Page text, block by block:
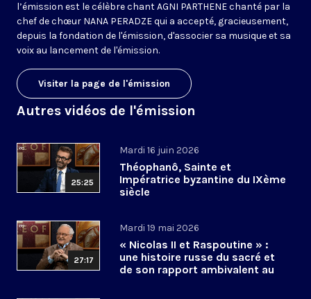
l’émission est le célèbre chant AGNI PARTHENE chanté par la
chef de chœur NANA PERADZE qui a accepté, gracieusement,
depuis la fondation de l'émission, d'associer sa musique et sa
voix au lancement de l'émission.
Visiter la page de l'émission
Autres vidéos de l'émission
25:25
Mardi 16 juin 2026
Théophanô, Sainte et
Impératrice byzantine du IXème
siècle
27:17
Mardi 19 mai 2026
« Nicolas II et Raspoutine » :
une histoire russe du sacré et
de son rapport ambivalent au